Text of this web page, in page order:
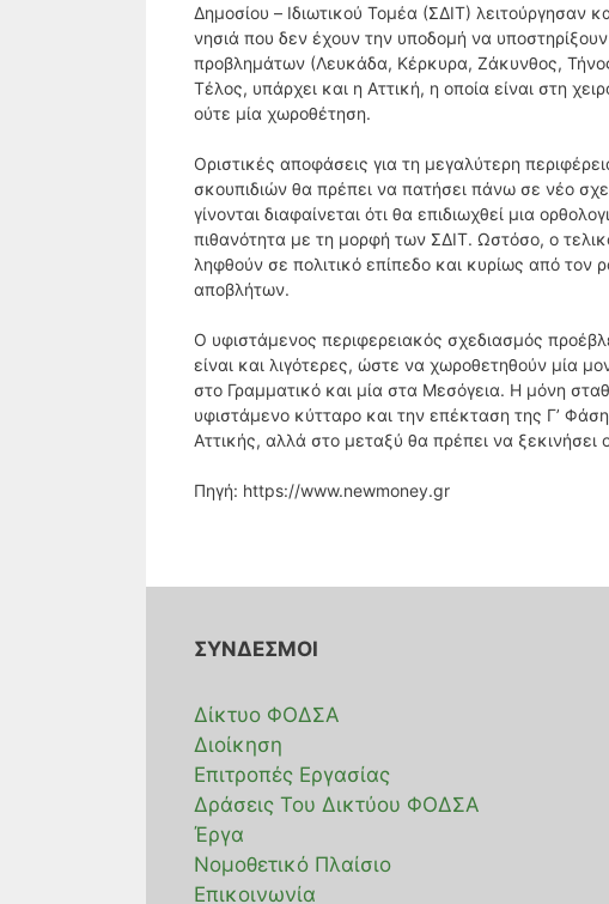
Δημοσίου – Ιδιωτικού Τομέα (ΣΔΙΤ)
νησιά που δεν έχουν την υποδομή να
προβλημάτων (Λευκάδα, Κέρκυρα, Ζάκυνθος,
Τέλος, υπάρχει και η Αττική, η οποία είναι στη
ούτε μία χωροθέτηση.
Οριστικές αποφάσεις για τη μεγαλύτερη
σκουπιδιών θα πρέπει να πατήσει πάνω σε νέο
γίνονται διαφαίνεται ότι θα επιδιωχθεί μια
πιθανότητα με τη μορφή των ΣΔΙΤ. Ωστόσο, ο
ληφθούν σε πολιτικό επίπεδο και κυρίως από τον
αποβλήτων.
Ο υφιστάμενος περιφερειακός σχεδιασμός
είναι και λιγότερες, ώστε να χωροθετηθούν μία
στο Γραμματικό και μία στα Μεσόγεια. Η μόνη
υφιστάμενο κύτταρο και την επέκταση της Γ’
Αττικής, αλλά στο μεταξύ θα πρέπει να
Πηγή: https://www.newmoney.gr
ΣΥΝΔΕΣΜΟΙ
Δίκτυο ΦΟΔΣΑ
Διοίκηση
Επιτροπές Εργασίας
Δράσεις Του Δικτύου ΦΟΔΣΑ
Έργα
Νομοθετικό Πλαίσιο
Επικοινωνία